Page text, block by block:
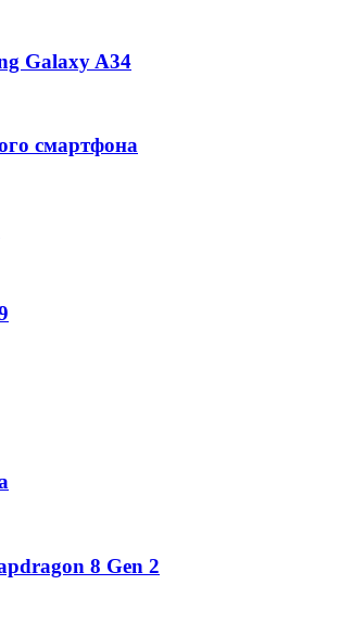
Galaxy A34
смартфона
8 Gen 2